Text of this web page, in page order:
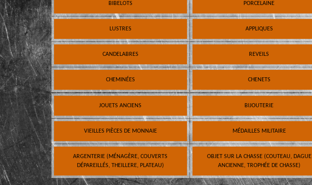
BIBELOTS PORCELAINE
LUSTRES APPLIQUES
CANDELABRES REVEILS
CHEMINÉES CHENETS
JOUETS ANCIENS BIJOUTERIE
VIEILLES PIÈCES DE MONNAIE MÉDAILLES MILITAIRE
ARGENTERIE (MÉNAGÈRE, COUVERTS
DÉPAREILLÉS, THEILLERE, PLATEAU)
OBJET SUR LA CHASSE (COUTEAU, DAGUE
ANCIENNE, TROPHÉE DE CHASSE)